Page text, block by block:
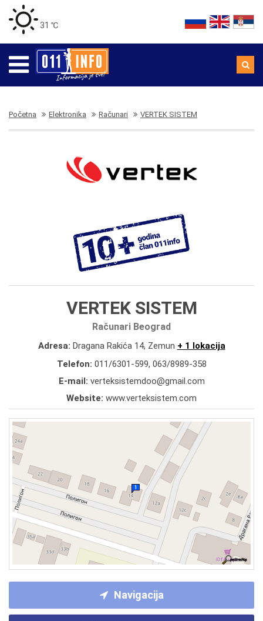
31 ℃
Početna Elektronika Računari VERTEK SISTEM
VERTEK SISTEM
Računari Beograd
Adresa: Dragana Rakića 14, Zemun + 1 lokacija
Telefon: 011/6301-599, 063/8989-358
E-mail: verteksistemdoo@gmail.com
Website: www.verteksistem.com
Navigacija